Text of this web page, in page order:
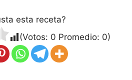
esta receta?
(Votos: 0 Promedio: 0)